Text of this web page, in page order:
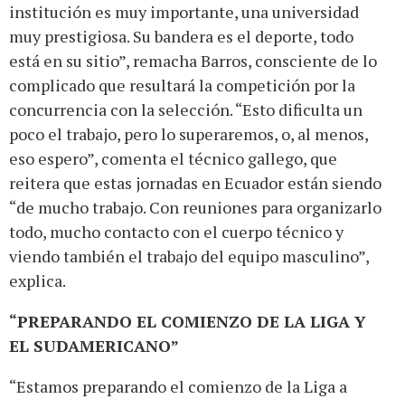
institución es muy importante, una universidad
muy prestigiosa. Su bandera es el deporte, todo
está en su sitio”, remacha Barros, consciente de lo
complicado que resultará la competición por la
concurrencia con la selección. “Esto dificulta un
poco el trabajo, pero lo superaremos, o, al menos,
eso espero”, comenta el técnico gallego, que
reitera que estas jornadas en Ecuador están siendo
“de mucho trabajo. Con reuniones para organizarlo
todo, mucho contacto con el cuerpo técnico y
viendo también el trabajo del equipo masculino”,
explica.
“PREPARANDO EL COMIENZO DE LA LIGA Y
EL SUDAMERICANO”
“Estamos preparando el comienzo de la Liga a